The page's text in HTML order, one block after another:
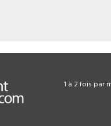
1 à 2 fois par